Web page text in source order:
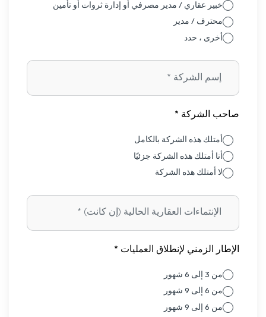
خبير عقاري / مدير مصرفي أو إدارة ثروات أو تأمين
محترف / مدير
أخرى ، حدد
صاحب الشركة *
أمتلك هذه الشركة بالكامل
أنا أمتلك هذه الشركة جزئيًا
لا أمتلك هذه الشركة
الإطار الزمني لإنطلاق العمليات *
من 3 إلى 6 شهور
من 6 إلى 9 شهور
من 6 إلى 9 شهور